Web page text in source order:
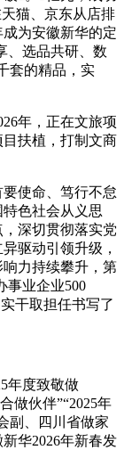
猫、京东从店排
为安徽新华的定
、选品共研、数
套的精品，实
年，正在文旅项
扶植，打制文商
使命、笃行不怠
色社会从义思
深切贯彻落实党
驱动引领升级，
力持续攀升，第
事业企业500
干取担任书写了
年度致敬做
做伙伴”“2025年
副、四川省做家
华2026年新春发